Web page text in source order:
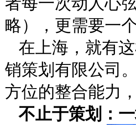
略），更需要一
在上海，就有
销策划有限公司
方位的整合能力
不止于策划：